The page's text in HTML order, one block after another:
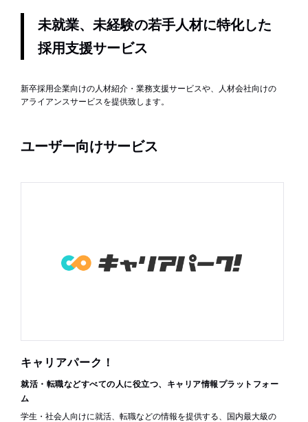
未就業、未経験の若手人材に特化した
採用支援サービス
新卒採用企業向けの人材紹介・業務支援サービスや、人材会社向けの
アライアンスサービスを提供致します。
ユーザー向けサービス
キャリアパーク！
就活・転職などすべての人に役立つ、キャリア情報プラットフォー
ム
学生・社会人向けに就活、転職などの情報を提供する、国内最大級の